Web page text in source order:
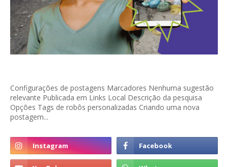
Configurações de postagens Marcadores Nenhuma sugestão
relevante Publicada em Links Local Descrição da pesquisa
Opções Tags de robôs personalizadas Criando uma nova
postagem...